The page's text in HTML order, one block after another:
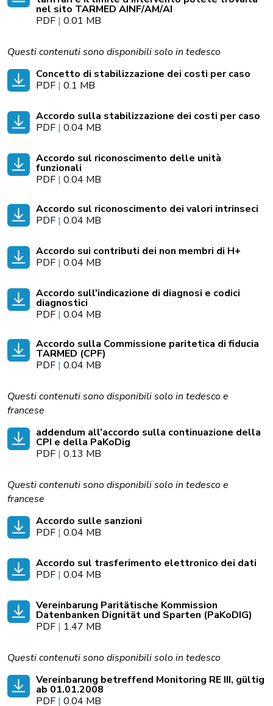
nel sito TARMED AINF/AM/AI
PDF | 0.01 MB
Questi contenuti sono disponibili solo in tedesco
Concetto di stabilizzazione dei costi per caso
PDF | 0.1 MB
Accordo sulla stabilizzazione dei costi per caso
PDF | 0.04 MB
Accordo sul riconoscimento delle unità
funzionali
PDF | 0.04 MB
Accordo sul riconoscimento dei valori intrinseci
PDF | 0.04 MB
Accordo sui contributi dei non membri di H+
PDF | 0.04 MB
Accordo sull'indicazione di diagnosi e codici
diagnostici
PDF | 0.04 MB
Accordo sulla Commissione paritetica di fiducia
TARMED (CPF)
PDF | 0.04 MB
Questi contenuti sono disponibili solo in tedesco e
francese
addendum all’accordo sulla continuazione della
CPI e della PaKoDig
PDF | 0.13 MB
Questi contenuti sono disponibili solo in tedesco e
francese
Accordo sulle sanzioni
PDF | 0.04 MB
Accordo sul trasferimento elettronico dei dati
PDF | 0.04 MB
Vereinbarung Paritätische Kommission
Datenbanken Dignität und Sparten (PaKoDIG)
PDF | 1.47 MB
Questi contenuti sono disponibili solo in tedesco
Vereinbarung betreffend Monitoring RE III, gültig
ab 01.01.2008
PDF | 0.04 MB